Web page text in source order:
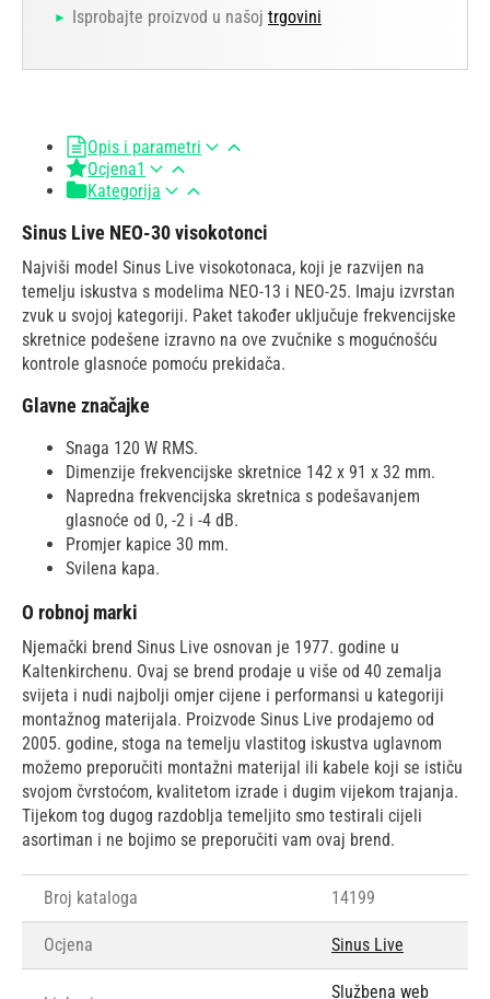
Isprobajte proizvod u našoj trgovini
Opis i parametri
Ocjena1
Kategorija
Sinus Live NEO-30 visokotonci
Najviši model Sinus Live visokotonaca, koji je razvijen na
temelju iskustva s modelima NEO-13 i NEO-25. Imaju izvrstan
zvuk u svojoj kategoriji. Paket također uključuje frekvencijske
skretnice podešene izravno na ove zvučnike s mogućnošću
kontrole glasnoće pomoću prekidača.
Glavne značajke
Snaga 120 W RMS.
Dimenzije frekvencijske skretnice 142 x 91 x 32 mm.
Napredna frekvencijska skretnica s podešavanjem
glasnoće od 0, -2 i -4 dB.
Promjer kapice 30 mm.
Svilena kapa.
O robnoj marki
Njemački brend Sinus Live osnovan je 1977. godine u
Kaltenkirchenu. Ovaj se brend prodaje u više od 40 zemalja
svijeta i nudi najbolji omjer cijene i performansi u kategoriji
montažnog materijala. Proizvode Sinus Live prodajemo od
2005. godine, stoga na temelju vlastitog iskustva uglavnom
možemo preporučiti montažni materijal ili kabele koji se ističu
svojom čvrstoćom, kvalitetom izrade i dugim vijekom trajanja.
Tijekom tog dugog razdoblja temeljito smo testirali cijeli
asortiman i ne bojimo se preporučiti vam ovaj brend.
Broj kataloga 14199
Ocjena Sinus Live
Službena web